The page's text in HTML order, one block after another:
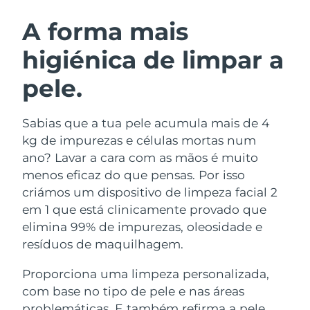
A forma mais
higiénica de limpar a
pele.
Sabias que a tua pele acumula mais de 4
kg de impurezas e células mortas num
ano? Lavar a cara com as mãos é muito
menos eficaz do que pensas. Por isso
criámos um dispositivo de limpeza facial 2
em 1 que está clinicamente provado que
elimina 99% de impurezas, oleosidade e
resíduos de maquilhagem.
Proporciona uma limpeza personalizada,
com base no tipo de pele e nas áreas
Limpeza facial
Anti-aging massage
LUNA™ 4 Plus
Massage, LED heating
LUNA™ 4 Men
Microcurrent toning
BEAR™ 2 go
Microcurrent toning on-the-go
BEAR™ 2 eyes & lips
Hidratação
UFO™ 3 kit
Deep facial hydration
UFO™ 3 LED
Near-infrared and red light therapy
device
Cuidado oral
issa™ 4
Hybrid silicone sonic toothbrush
Smart hybrid silicone sonic toothbrush
TRATAMENTO ANTIENVELHECIMENTO
FAQ™
Antienvelhecimento Tratamentos LED
Áustria
Barein Entrega prevista8/11/26
Bélgica
Bermudas Entrega prevista8/16/26
Bósnia e
Herzegovina
Entrega prevista8/13/26
Brunei Entrega prevista8/15/26
Bulgária Entrega prevista 8/10/26
Chile Entrega prevista